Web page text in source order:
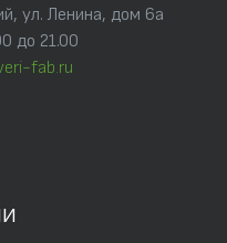
ул. Ленина, дом 6а
до 21.00
fab.ru